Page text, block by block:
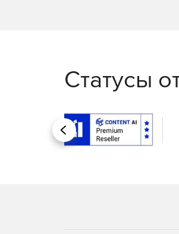
Статусы
Назад